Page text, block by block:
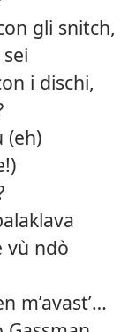
gli snitch,
i dischi,
(eh)
vù ndò
m’avast’…